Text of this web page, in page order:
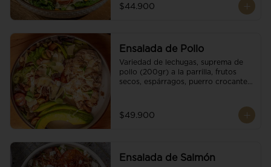
tomate cherry y vinagreta
$44.900
Ensalada de Pollo
Variedad de lechugas, suprema de
pollo (200gr) a la parrilla, frutos
secos, espárragos, puerro crocante,
balsámico.
$49.900
Ensalada de Salmón